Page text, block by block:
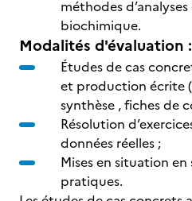
méthodes
biochimique.
Modalités d'évaluation :
Études de cas
et production écrite
synthèse , fiches de
Résolution
données réelles ;
Mises en situation
pratiques.